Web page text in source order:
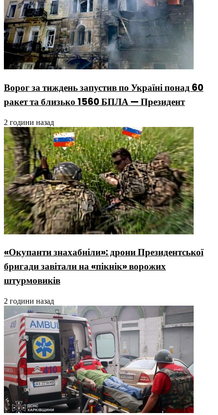
Ворог за тиждень запустив по Україні понад 60
ракет та близько 1560 БПЛА — Президент
2 години назад
«Окупанти знахабніли»: дрони Президентської
бригади завітали на «пікнік» ворожих
штурмовиків
2 години назад